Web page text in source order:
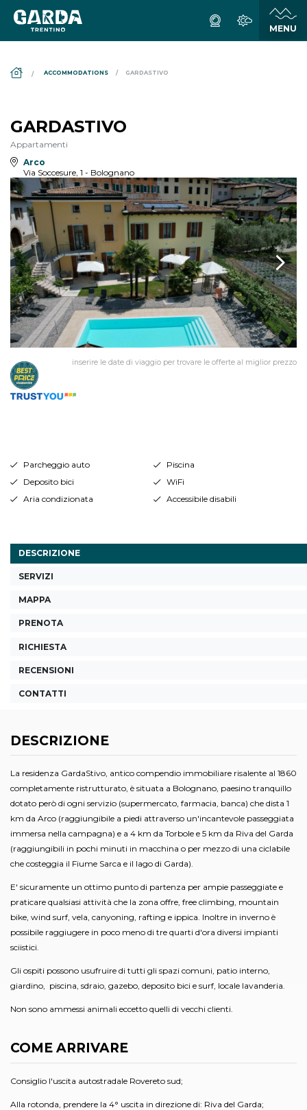
ACCOMMODATIONS GARDASTIVO
GARDASTIVO
Appartamenti
Arco
Via Soccesure, 1 - Bolognano
inserire le date di viaggio per trovare le offerte al miglior prezzo
Parcheggio auto
Piscina
Deposito bici
WiFi
Aria condizionata
Accessibile disabili
DESCRIZIONE
SERVIZI
MAPPA
PRENOTA
RICHIESTA
RECENSIONI
CONTATTI
DESCRIZIONE
La residenza GardaStivo, antico compendio immobiliare risalente al 1860
completamente ristrutturato, è situata a Bolognano, paesino tranquillo
dotato però di ogni servizio (supermercato, farmacia, banca) che dista 1
km da Arco (raggiungibile a piedi attraverso un'incantevole passeggiata
immersa nella campagna) e a 4 km da Torbole e 5 km da Riva del Garda
(raggiungibili in pochi minuti in macchina o per mezzo di una ciclabile
che costeggia il Fiume Sarca e il lago di Garda).
E' sicuramente un ottimo punto di partenza per ampie passeggiate e
praticare qualsiasi attività che la zona offre, free climbing, mountain
bike, wind surf, vela, canyoning, rafting e ippica. Inoltre in inverno è
possibile raggiugere in poco meno di tre quarti d'ora diversi impianti
sciistici.
Gli ospiti possono usufruire di tutti gli spazi comuni, patio interno,
giardino, piscina, sdraio, gazebo, deposito bici e surf, locale lavanderia.
Non sono ammessi animali eccetto quelli di vecchi clienti.
COME ARRIVARE
Consiglio l'uscita autostradale Rovereto sud;
Alla rotonda, prendere la 4° uscita in direzione di: Riva del Garda;